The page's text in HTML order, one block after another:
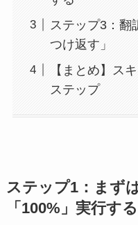
ステップ3：翻
つけ返す」
【まとめ】ス
ステップ
ステップ1：まず
「100%」実行する